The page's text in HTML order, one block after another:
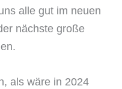
alle gut im neuen
nächste große
als wäre in 2024